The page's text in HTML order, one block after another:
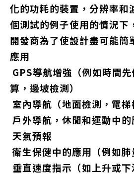
化的功耗的裝置，分辨率和
個測試的例子使用的情況下
開發商為了使設計盡可能簡
應用
GPS導航增強（例如時間
算，邊坡檢測）
室內導航（地面檢測，電梯
戶外導航，休閒和運動中的
天氣預報
衛生保健中的應用（例如肺
垂直速度指示（如上升或下